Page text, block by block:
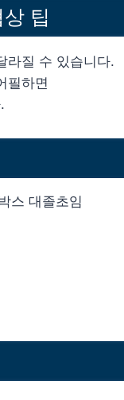
팁
라질 수 있습니다.
필하면